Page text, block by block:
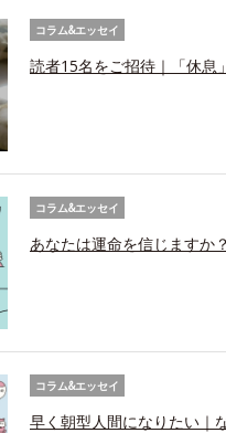
コラム&エッセイ
読者15名をご招待｜「休息
コラム&エッセイ
あなたは運命を信じますか
コラム&エッセイ
早く朝型人間になりたい｜